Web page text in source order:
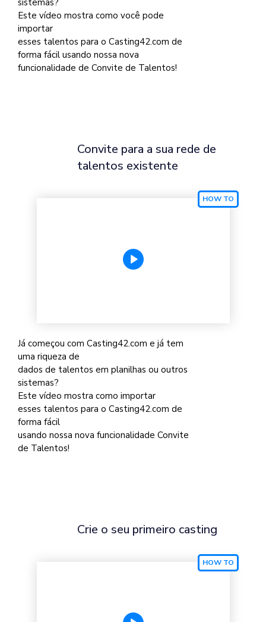
Este vídeo mostra como você pode
importar
esses talentos para o Casting42.com de
forma fácil usando nossa nova
funcionalidade de Convite de Talentos!
Convite para a sua rede de
talentos existente
Já começou com Casting42.com e já tem
uma riqueza de
dados de talentos em planilhas ou outros
sistemas?
Este vídeo mostra como importar
esses talentos para o Casting42.com de
forma fácil
usando nossa nova funcionalidade Convite
de Talentos!
Crie o seu primeiro casting